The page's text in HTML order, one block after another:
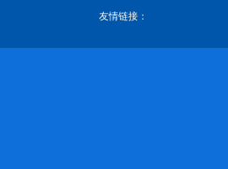
友情链接：